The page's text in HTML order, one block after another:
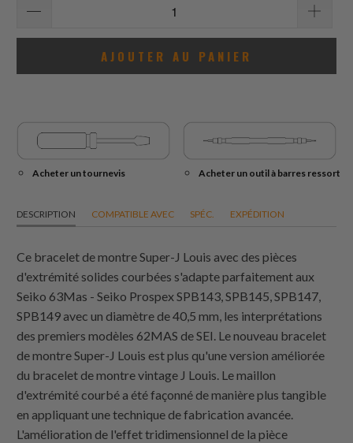
AJOUTER AU PANIER
Acheter un tournevis Acheter un outil à barres ressort
DESCRIPTION COMPATIBLE AVEC SPÉC. EXPÉDITION
Ce bracelet de montre Super-J Louis avec des pièces
d'extrémité solides courbées s'adapte parfaitement aux
Seiko 63Mas - Seiko Prospex SPB143, SPB145, SPB147,
SPB149 avec un diamètre de 40,5 mm, les interprétations
des premiers modèles 62MAS de SEI. Le nouveau bracelet
de montre Super-J Louis est plus qu'une version améliorée
du bracelet de montre vintage J Louis. Le maillon
d'extrémité courbé a été façonné de manière plus tangible
en appliquant une technique de fabrication avancée.
L'amélioration de l'effet tridimensionnel de la pièce